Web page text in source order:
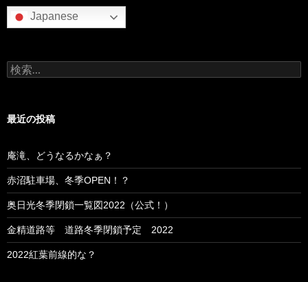
Japanese
検
索:
最近の投稿
庵滝、どうなるかなぁ？
赤沼駐車場、冬季OPEN！？
奥日光冬季閉鎖一覧図2022（公式！）
金精道路等 道路冬季閉鎖予定 2022
2022紅葉前線的な？